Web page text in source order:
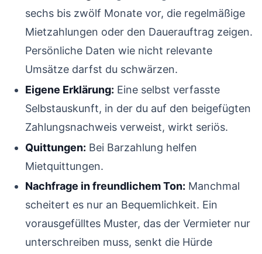
sechs bis zwölf Monate vor, die regelmäßige
Mietzahlungen oder den Dauerauftrag zeigen.
Persönliche Daten wie nicht relevante
Umsätze darfst du schwärzen.
Eigene Erklärung: Eine selbst verfasste
Selbstauskunft, in der du auf den beigefügten
Zahlungsnachweis verweist, wirkt seriös.
Quittungen: Bei Barzahlung helfen
Mietquittungen.
Nachfrage in freundlichem Ton: Manchmal
scheitert es nur an Bequemlichkeit. Ein
vorausgefülltes Muster, das der Vermieter nur
unterschreiben muss, senkt die Hürde